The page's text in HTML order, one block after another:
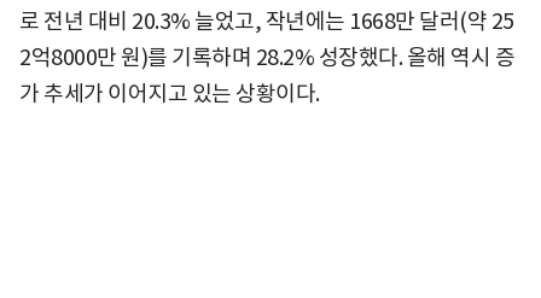
로 전년 대비 20.3% 늘었고, 작년에는 1668만 달러(약 25
2억8000만 원)를 기록하며 28.2% 성장했다. 올해 역시 증
가 추세가 이어지고 있는 상황이다.